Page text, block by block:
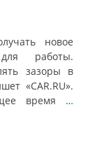
новое
работы.
зазоры в
«CAR.RU».
время …